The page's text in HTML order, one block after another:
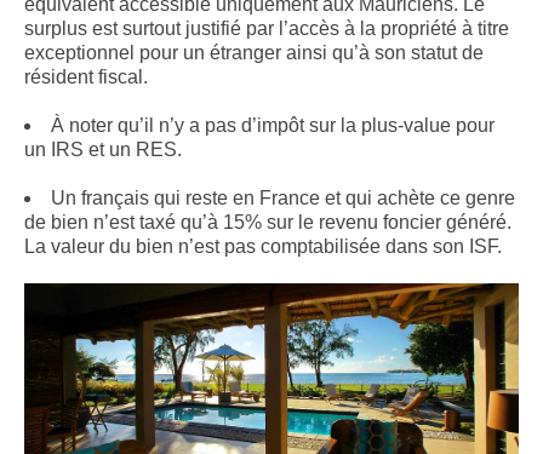
surplus est surtout justifié par l’accès à la propriété à titre
exceptionnel pour un étranger ainsi qu’à son statut de
résident fiscal.
À noter qu’il n’y a pas d’impôt sur la plus-value pour
un IRS et un RES.
Un français qui reste en France et qui achète ce genre
de bien n’est taxé qu’à 15% sur le revenu foncier généré.
La valeur du bien n’est pas comptabilisée dans son ISF.